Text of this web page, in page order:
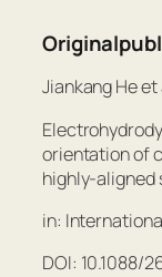
Jiankang He et
orientation of
highly-aligned
in:
DOI: 10.1088/